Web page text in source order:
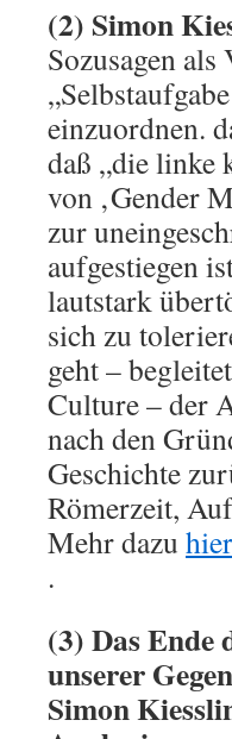
(2) Simon
Sozusagen
einzuordnen.
daß „die linke
von ‚Gender
zur
aufgestiegen
lautstark
sich zu
geht –
Culture – der
nach den
Geschichte
Römerzeit,
Mehr dazu hier
.
(3) Das Ende
unserer
Simon